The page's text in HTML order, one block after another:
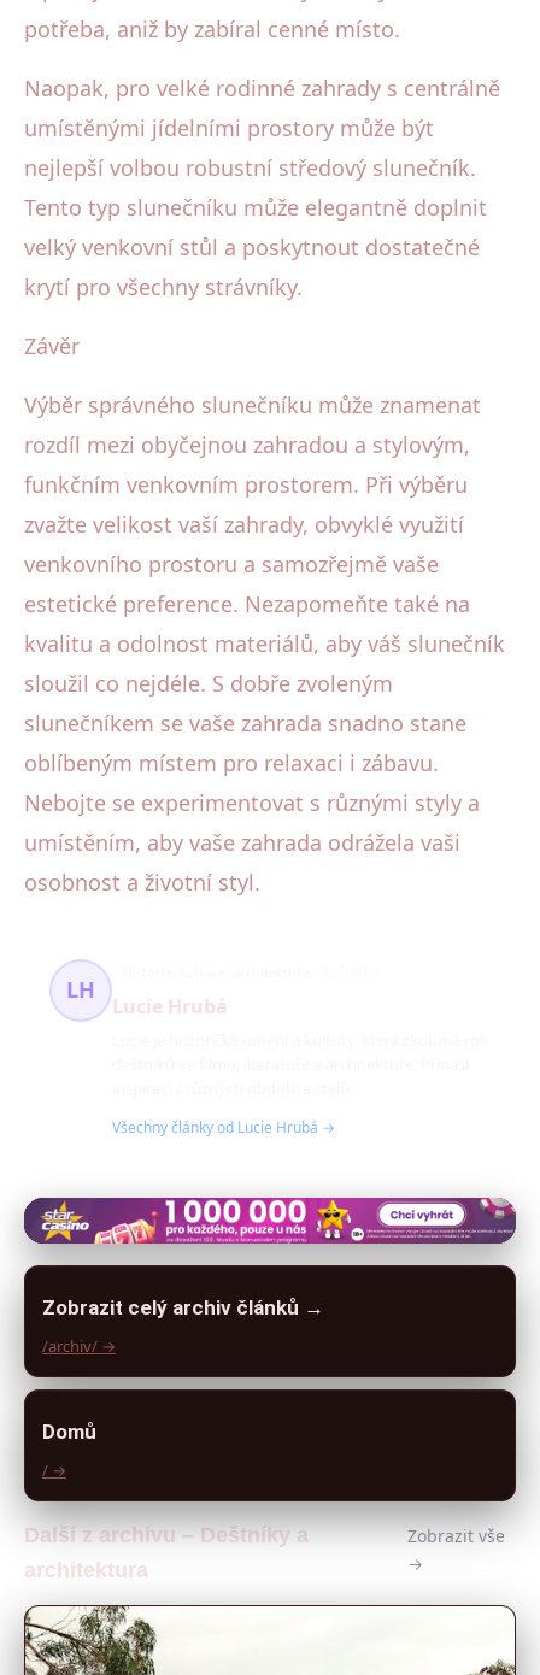
potřeba, aniž by zabíral cenné místo.
Naopak, pro velké rodinné zahrady s centrálně
umístěnými jídelními prostory může být
nejlepší volbou robustní středový slunečník.
Tento typ slunečníku může elegantně doplnit
velký venkovní stůl a poskytnout dostatečné
krytí pro všechny strávníky.
Závěr
Výběr správného slunečníku může znamenat
rozdíl mezi obyčejnou zahradou a stylovým,
funkčním venkovním prostorem. Při výběru
zvažte velikost vaší zahrady, obvyklé využití
venkovního prostoru a samozřejmě vaše
estetické preference. Nezapomeňte také na
kvalitu a odolnost materiálů, aby váš slunečník
sloužil co nejdéle. S dobře zvoleným
slunečníkem se vaše zahrada snadno stane
oblíbeným místem pro relaxaci i zábavu.
Nebojte se experimentovat s různými styly a
umístěním, aby vaše zahrada odrážela vaši
osobnost a životní styl.
LH
Lucie Hrubá
Všechny články od Lucie Hrubá →
Zobrazit celý archiv článků →
/archiv/ →
Domů
/ →
Další z archivu – Deštníky a
architektura
Zobrazit vše
→